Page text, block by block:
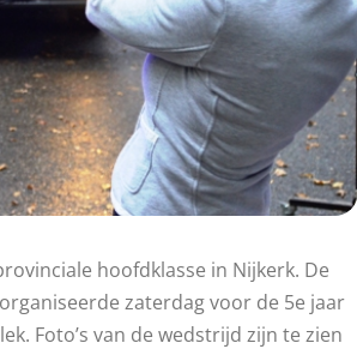
hoofdklasse in Nijkerk. De
zaterdag voor de 5e jaar
Foto’s van de wedstrijd zijn te zien